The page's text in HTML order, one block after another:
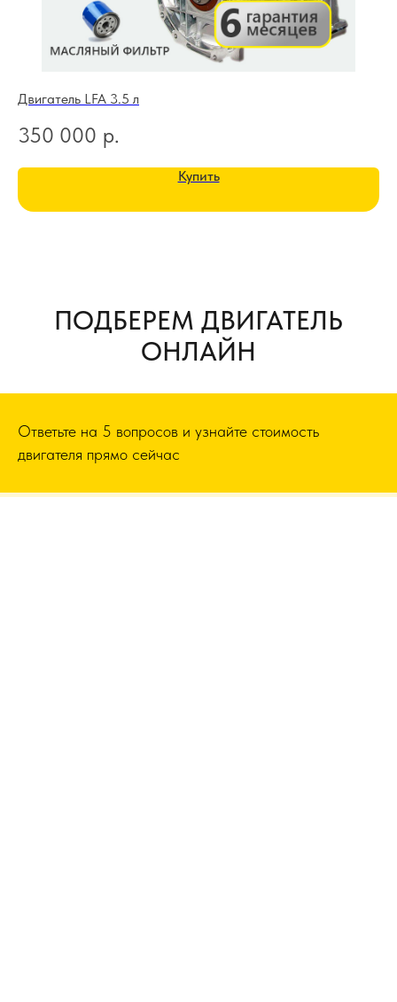
Двигатель LFA 3.5 л
350 000 р.
Купить
ПОДБЕРЕМ ДВИГАТЕЛЬ
ОНЛАЙН
Ответьте на 5 вопросов и узнайте стоимость
двигателя прямо сейчас